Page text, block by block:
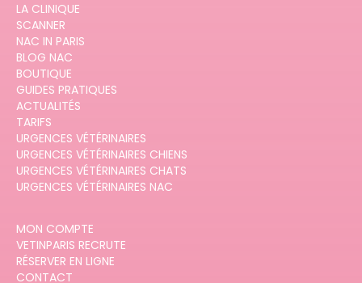
LA CLINIQUE
SCANNER
NAC IN PARIS
BLOG NAC
BOUTIQUE
GUIDES PRATIQUES
ACTUALITÉS
TARIFS
URGENCES VÉTÉRINAIRES
URGENCES VÉTÉRINAIRES CHIENS
URGENCES VÉTÉRINAIRES CHATS
URGENCES VÉTÉRINAIRES NAC
MON COMPTE
VETINPARIS RECRUTE
RÉSERVER EN LIGNE
CONTACT